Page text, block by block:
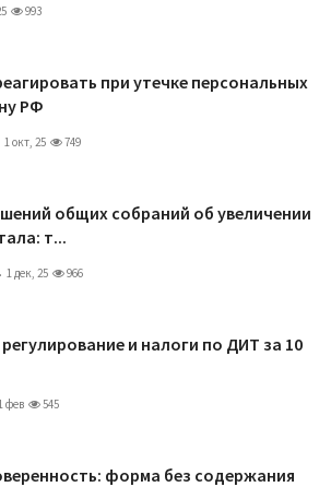
993
при утечке персональных
РФ
1 окт, 25 749
общих собраний об увеличении
т...
1 дек, 25 966
и налоги по ДИТ за 10
1 фев 545
форма без содержания